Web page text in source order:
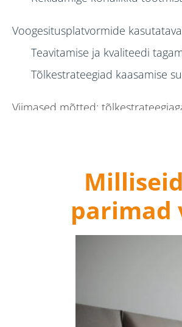
Voogesitusplatvormide
Teavitamise ja kvaliteedi
Tõlkestrateegiad kaasamise
Viimased mõtted:
parimad